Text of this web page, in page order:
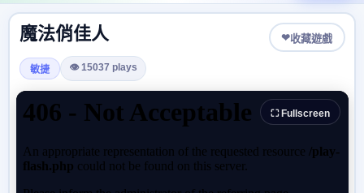
魔法俏佳人 ❤收藏遊戲
敏捷 👁 15037 plays
⛶ Fullscreen